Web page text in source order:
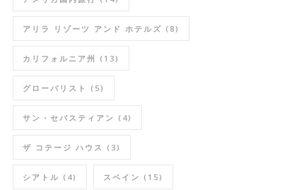
アリラ リゾーツ アンド ホテルズ (8)
カリフォルニア州 (13)
グローバリスト (5)
サン・セバスティアン (4)
ザ コテージ ハウス (3)
シアトル (4) スペイン (15)